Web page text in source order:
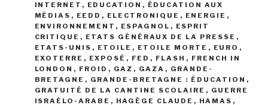
INTERNET , EDUCATION , ÉDUCATION AUX
MÉDIAS , EEDD , ELECTRONIQUE , ENERGIE ,
ENVIRONNEMENT , ESPAGNOL , ESPRIT
CRITIQUE , ETATS GÉNÉRAUX DE LA PRESSE ,
ETATS-UNIS , ETOILE , ETOILE MORTE , EURO ,
EXOTERRE , EXPOSÉ , FED , FLASH , FRENCH IN
LONDON , FROID , GAZ , GAZA , GRANDE-
BRETAGNE , GRANDE-BRETAGNE : ÉDUCATION ,
GRATUITÉ DE LA CANTINE SCOLAIRE , GUERRE
ISRAÉLO-ARABE , HAGÈGE CLAUDE , HAMAS ,